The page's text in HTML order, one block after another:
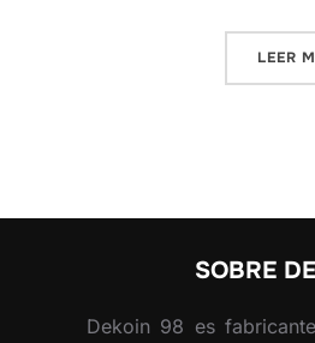
LEER
SOBRE
Dekoin 98 es